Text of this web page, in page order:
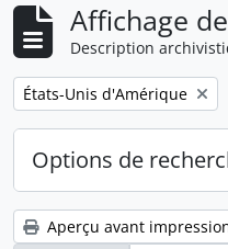
Affichage
Description
Remove filter:
États-Unis d'Amérique
Options de
Aperçu avant